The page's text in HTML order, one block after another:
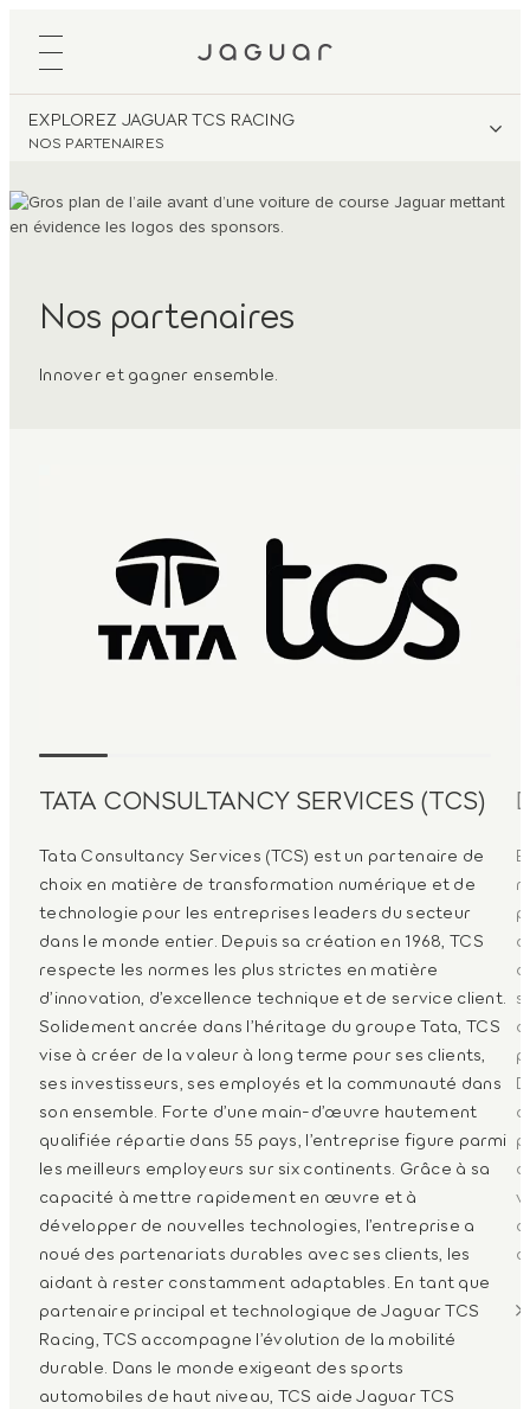
EXPLOREZ JAGUAR TCS RACING
NOS PARTENAIRES
Nos partenaires
Innover et gagner ensemble.
TATA CONSULTANCY SERVICES (TCS)
Tata Consultancy Services (TCS) est un partenaire de
choix en matière de transformation numérique et de
technologie pour les entreprises leaders du secteur
dans le monde entier. Depuis sa création en 1968, TCS
respecte les normes les plus strictes en matière
d’innovation, d’excellence technique et de service client.
Solidement ancrée dans l’héritage du groupe Tata, TCS
vise à créer de la valeur à long terme pour ses clients,
ses investisseurs, ses employés et la communauté dans
son ensemble. Forte d’une main-d’œuvre hautement
qualifiée répartie dans 55 pays, l’entreprise figure parmi
les meilleurs employeurs sur six continents. Grâce à sa
capacité à mettre rapidement en œuvre et à
développer de nouvelles technologies, l’entreprise a
noué des partenariats durables avec ses clients, les
aidant à rester constamment adaptables. En tant que
partenaire principal et technologique de Jaguar TCS
Racing, TCS accompagne l’évolution de la mobilité
durable. Dans le monde exigeant des sports
automobiles de haut niveau, TCS aide Jaguar TCS